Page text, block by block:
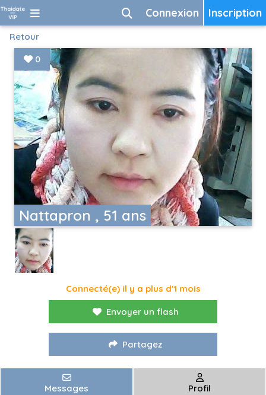
Inscription
Connexion
Retour
Nattapron , 51 ans
0
Connecté(e) il y a plus d'1 mois
Envoyer un flash
Partagez
Messages Profil